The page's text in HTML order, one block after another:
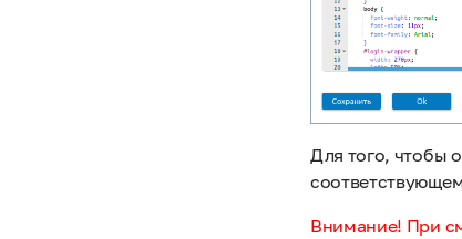
Для того, чтобы
Внимание! При